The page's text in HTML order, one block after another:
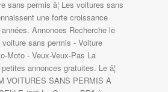
sans permis â¦ Les voitures sans
une forte croissance
Annonces Recherche le
sans permis - Voiture
Moto - Veux-Veux-Pas La
annonces gratuites. Le â¦
VOITURES SANS PERMIS A